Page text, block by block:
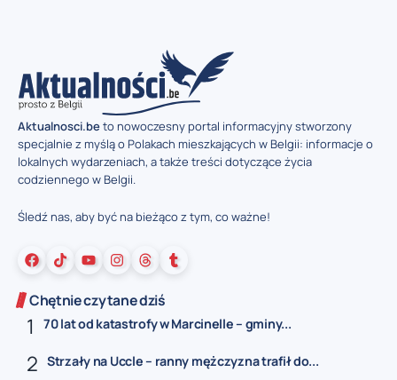
Aktualnosci.beto nowoczesny portal informacyjny stworzony
specjalnie z myślą o Polakach mieszkających w Belgii: informacje o
lokalnych wydarzeniach, a także treści dotyczące życia
codziennego w Belgii.
Śledź nas, aby być na bieżąco z tym, co ważne!
Chętnie czytane dziś
70 lat od katastrofy w Marcinelle – gminy...
Strzały na Uccle – ranny mężczyzna trafił do...